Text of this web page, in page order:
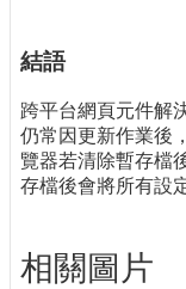
結語
跨平台網頁元件解
仍常因更新作業後
覽器若清除暫存檔
存檔後會將所有設
相關圖片